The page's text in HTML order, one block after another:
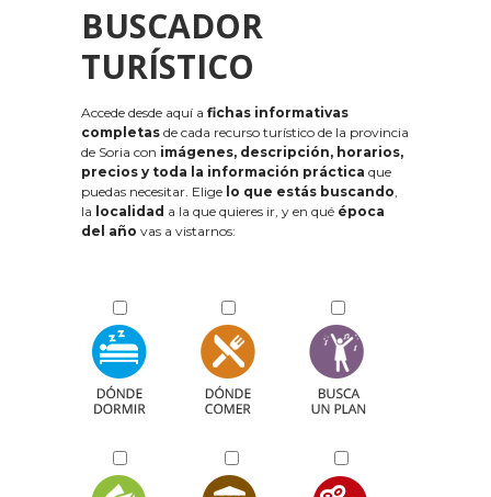
BUSCADOR
TURÍSTICO
Accede desde aquí a fichas informativas
completas de cada recurso turístico de la provincia
de Soria con imágenes, descripción, horarios,
precios y toda la información práctica que
puedas necesitar. Elige lo que estás buscando,
la localidad a la que quieres ir, y en qué época
del año vas a vistarnos: